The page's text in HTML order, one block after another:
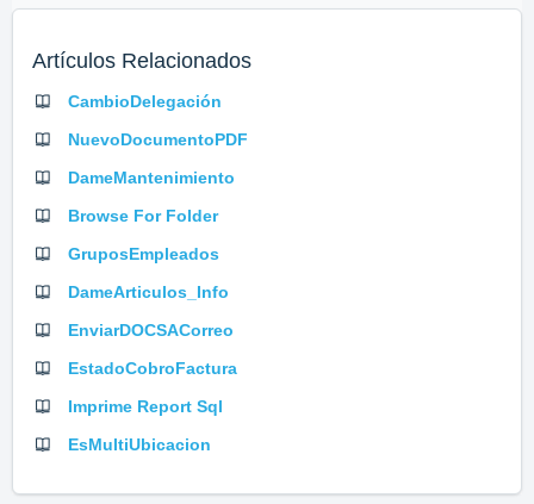
Artículos Relacionados
CambioDelegación
NuevoDocumentoPDF
DameMantenimiento
Browse For Folder
GruposEmpleados
DameArticulos_Info
EnviarDOCSACorreo
EstadoCobroFactura
Imprime Report Sql
EsMultiUbicacion